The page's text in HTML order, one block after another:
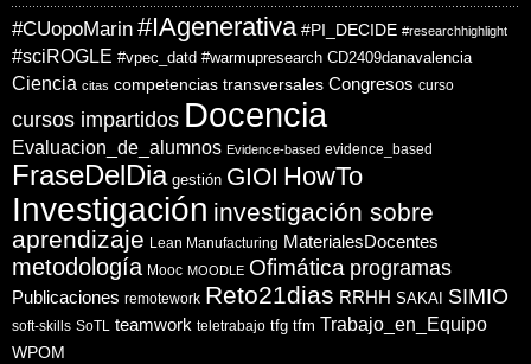
#CUopoMarin #IAgenerativa #PI_DECIDE #researchhighlight
#sciROGLE #vpec_datd #warmupresearch CD2409danavalencia
Ciencia citas competencias transversales Congresos curso
cursos impartidos Docencia
Evaluacion_de_alumnos Evidence-based evidence_based
FraseDelDia gestión GIOI HowTo
Investigación investigación sobre
aprendizaje Lean Manufacturing MaterialesDocentes
metodología Mooc MOODLE Ofimática programas
Publicaciones remotework Reto21dias RRHH SAKAI SIMIO
soft-skills SoTL teamwork teletrabajo tfg tfm Trabajo_en_Equipo
WPOM